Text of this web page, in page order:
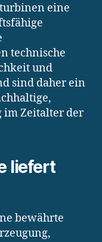
eine
technische
und
sind daher ein
im Zeitalter der
liefert
bewährte